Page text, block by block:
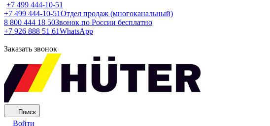
+7 499 444-10-51
+7 499 444-10-51Отдел продаж (многоканальный)
8 800 444 18 50Звонок по России бесплатно
+7 926 888 51 61WhatsApp
Заказать звонок
Поиск
Войти